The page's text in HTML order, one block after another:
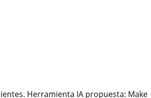
Herramienta IA propuesta: Make